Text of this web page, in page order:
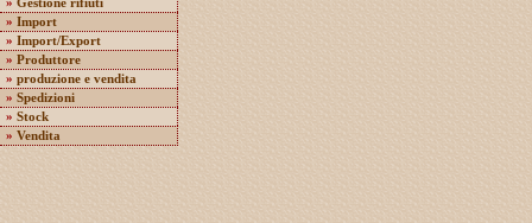
» Gestione rifiuti
» Import
» Import/Export
» Produttore
» produzione e vendita
» Spedizioni
» Stock
» Vendita